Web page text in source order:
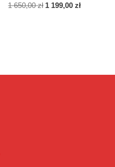
1 650,00zł 1 199,00zł